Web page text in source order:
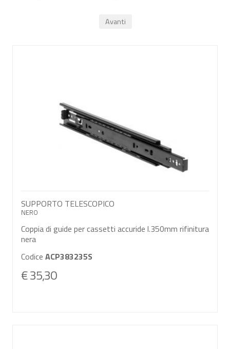
Avanti
SUPPORTO TELESCOPICO
NERO
Coppia di guide per cassetti accuride l.350mm rifinitura
nera
Codice ACP383235S
€ 35,30